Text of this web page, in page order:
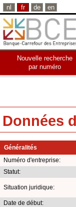
nl fr de en
Nouvelle recherche
par numéro
Données
Généralités
Numéro d'entreprise:
Statut:
Situation juridique:
Date de début: